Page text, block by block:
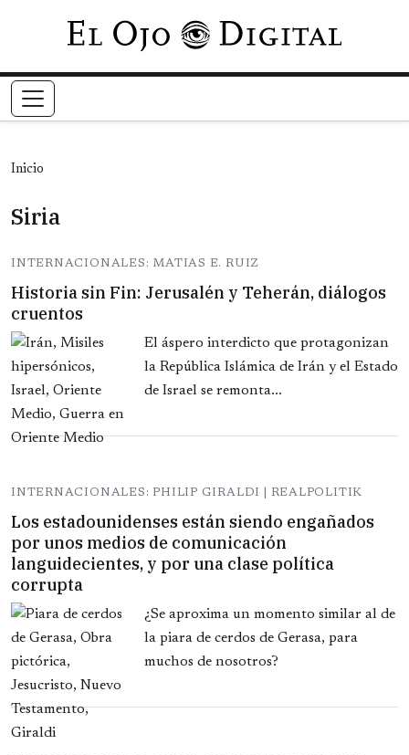
Pasar al contenido principal
Inicio
Siria
INTERNACIONALES: MATIAS E. RUIZ
Historia sin Fin: Jerusalén y Teherán, diálogos
cruentos
El áspero interdicto que protagonizan
la República Islámica de Irán y el Estado
de Israel se remonta...
INTERNACIONALES: PHILIP GIRALDI | REALPOLITIK
Los estadounidenses están siendo engañados
por unos medios de comunicación
languidecientes, y por una clase política
corrupta
¿Se aproxima un momento similar al de
la piara de cerdos de Gerasa, para
muchos de nosotros?